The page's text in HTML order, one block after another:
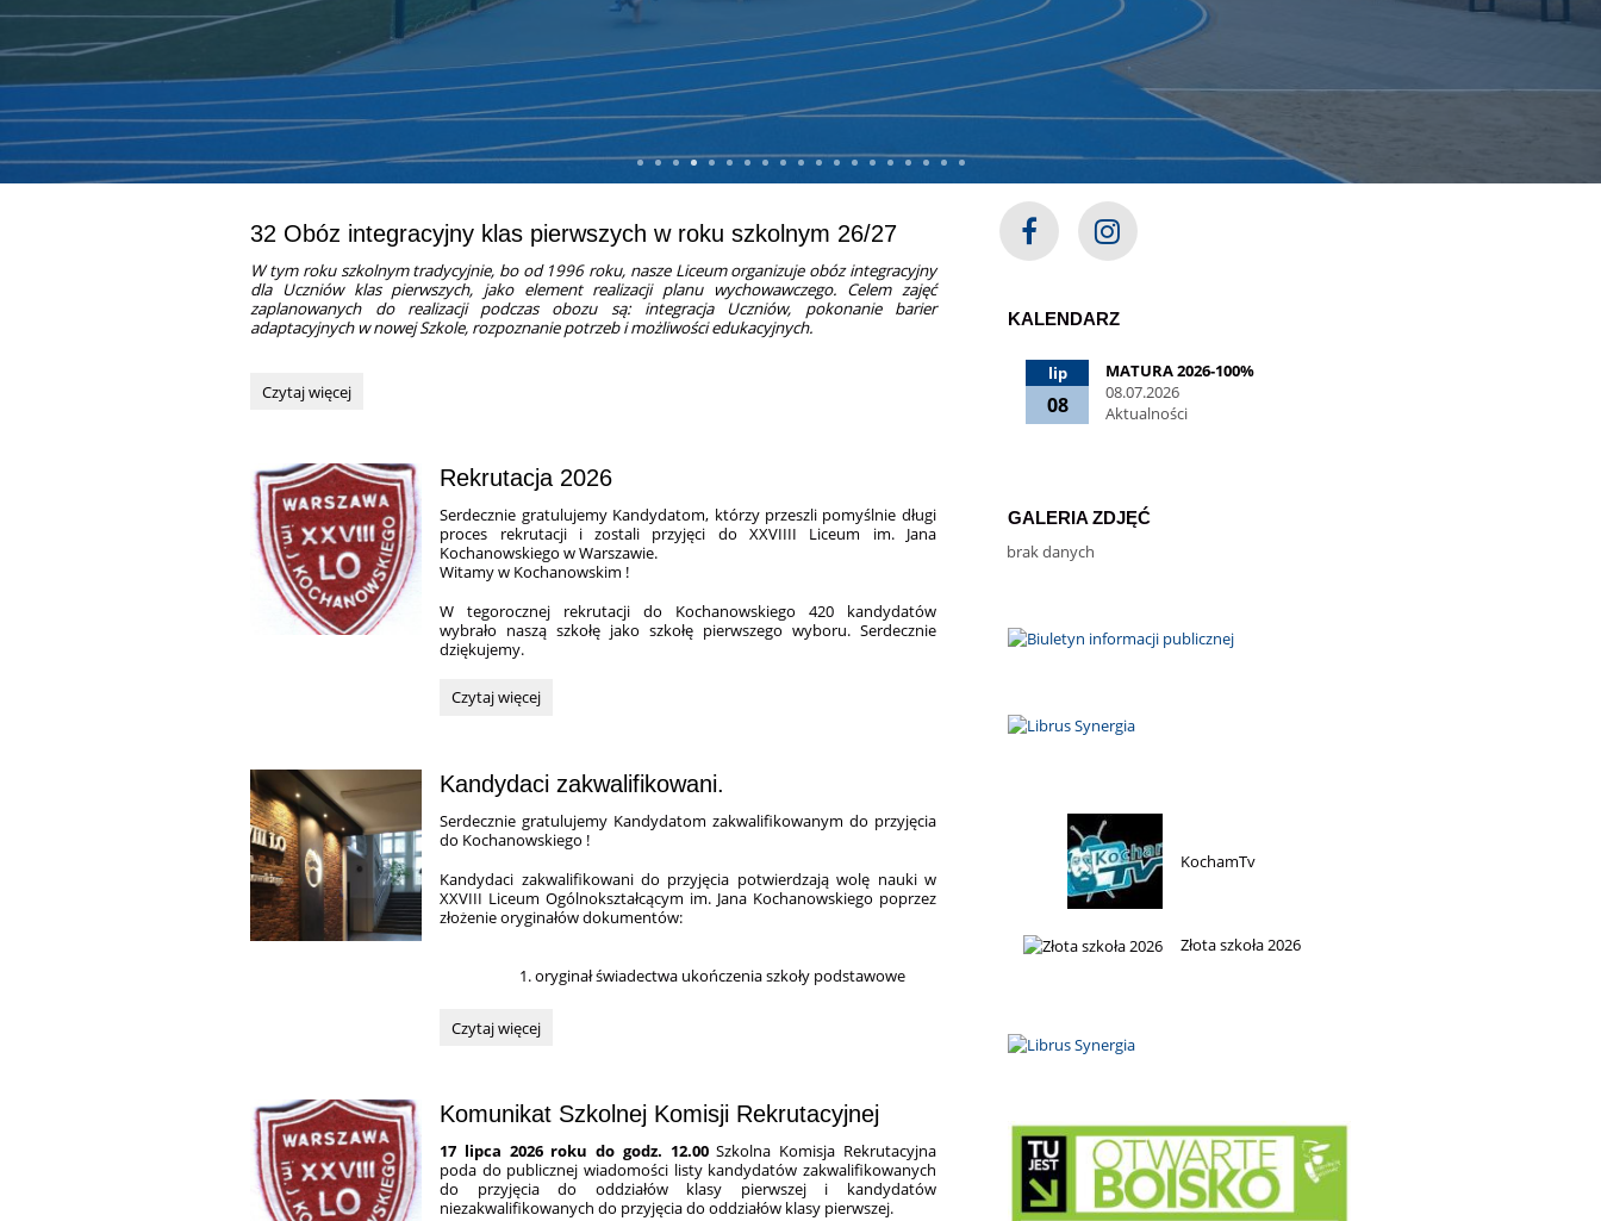
32 Obóz integracyjny klas pierwszych w roku szkolnym 26/27
W tym roku szkolnym tradycyjnie, bo od 1996 roku, nasze Liceum organizuje obóz integracyjny
dla Uczniów klas pierwszych, jako element realizacji planu wychowawczego. Celem zajęć
zaplanowanych do realizacji podczas obozu są: integracja Uczniów, pokonanie barier
adaptacyjnych w nowej Szkole, rozpoznanie potrzeb i możliwości edukacyjnych.
32
pierwszych
w
roku
szkolnym
26/27:
Czytaj więcej
Rekrutacja 2026
Serdecznie gratulujemy Kandydatom, którzy przeszli pomyślnie długi
proces rekrutacji i zostali przyjęci do XXVIIII Liceum im. Jana
Kochanowskiego w Warszawie.
Witamy w Kochanowskim !
W tegorocznej rekrutacji do Kochanowskiego 420 kandydatów
wybrało naszą szkołę jako szkołę pierwszego wyboru. Serdecznie
dziękujemy.
Rekrutacja
Czytaj więcej
Kandydaci zakwalifikowani.
Serdecznie gratulujemy Kandydatom zakwalifikowanym do przyjęcia
do Kochanowskiego !
Kandydaci zakwalifikowani do przyjęcia potwierdzają wolę nauki w
XXVIII Liceum Ogólnokształcącym im. Jana Kochanowskiego poprzez
złożenie oryginałów dokumentów:
oryginał świadectwa ukończenia szkoły podstawowe
Kandydaci
Czytaj więcej
Komunikat Szkolnej Komisji Rekrutacyjnej
17 lipca 2026 roku do godz. 12.00 Szkolna Komisja Rekrutacyjna
poda do publicznej wiadomości listy kandydatów zakwalifikowanych
do przyjęcia do oddziałów klasy pierwszej i kandydatów
niezakwalifikowanych do przyjęcia do oddziałów klasy pierwszej.
KALENDARZ
lip
08
MATURA 2026-100%
08.07.2026
Aktualności
GALERIA ZDJĘĆ
brak danych
KochamTv
Złota szkoła 2026